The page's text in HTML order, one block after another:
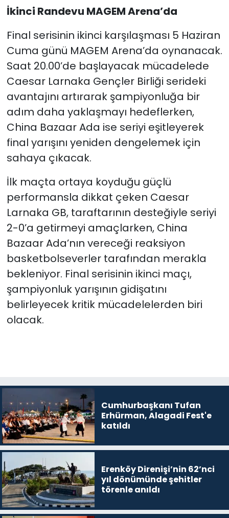
İkinci Randevu MAGEM Arena’da
Final serisinin ikinci karşılaşması 5 Haziran
Cuma günü MAGEM Arena’da oynanacak.
Saat 20.00’de başlayacak mücadelede
Caesar Larnaka Gençler Birliği serideki
avantajını artırarak şampiyonluğa bir
adım daha yaklaşmayı hedeflerken,
China Bazaar Ada ise seriyi eşitleyerek
final yarışını yeniden dengelemek için
sahaya çıkacak.
İlk maçta ortaya koyduğu güçlü
performansla dikkat çeken Caesar
Larnaka GB, taraftarının desteğiyle seriyi
2-0’a getirmeyi amaçlarken, China
Bazaar Ada’nın vereceği reaksiyon
basketbolseverler tarafından merakla
bekleniyor. Final serisinin ikinci maçı,
şampiyonluk yarışının gidişatını
belirleyecek kritik mücadelelerden biri
olacak.
Cumhurbaşkanı Tufan
Erhürman, Alagadi Fest'e
katıldı
Erenköy Direnişi’nin 62’nci
yıl dönümünde şehitler
törenle anıldı